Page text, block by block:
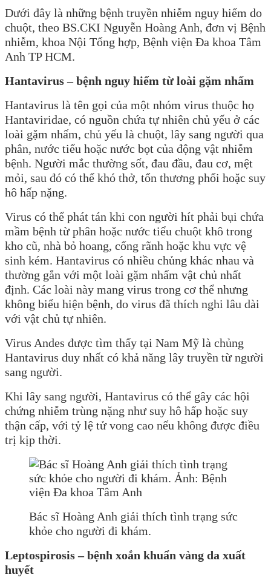
Dưới đây là những bệnh truyền nhiễm nguy hiểm do
chuột, theo BS.CKI Nguyễn Hoàng Anh, đơn vị Bệnh
nhiễm, khoa Nội Tổng hợp, Bệnh viện Đa khoa Tâm
Anh TP HCM.
Hantavirus – bệnh nguy hiểm từ loài gặm nhấm
Hantavirus là tên gọi của một nhóm virus thuộc họ
Hantaviridae, có nguồn chứa tự nhiên chủ yếu ở các
loài gặm nhấm, chủ yếu là chuột, lây sang người qua
phân, nước tiểu hoặc nước bọt của động vật nhiễm
bệnh. Người mắc thường sốt, đau đầu, đau cơ, mệt
mỏi, sau đó có thể khó thở, tổn thương phổi hoặc suy
hô hấp nặng.
Virus có thể phát tán khi con người hít phải bụi chứa
mầm bệnh từ phân hoặc nước tiểu chuột khô trong
kho cũ, nhà bỏ hoang, cống rãnh hoặc khu vực vệ
sinh kém. Hantavirus có nhiều chủng khác nhau và
thường gắn với một loài gặm nhấm vật chủ nhất
định. Các loài này mang virus trong cơ thể nhưng
không biểu hiện bệnh, do virus đã thích nghi lâu dài
với vật chủ tự nhiên.
Virus Andes được tìm thấy tại Nam Mỹ là chủng
Hantavirus duy nhất có khả năng lây truyền từ người
sang người.
Khi lây sang người, Hantavirus có thể gây các hội
chứng nhiễm trùng nặng như suy hô hấp hoặc suy
thận cấp, với tỷ lệ tử vong cao nếu không được điều
trị kịp thời.
Bác sĩ Hoàng Anh giải thích tình trạng sức
khỏe cho người đi khám.
Leptospirosis – bệnh xoắn khuẩn vàng da xuất
huyết